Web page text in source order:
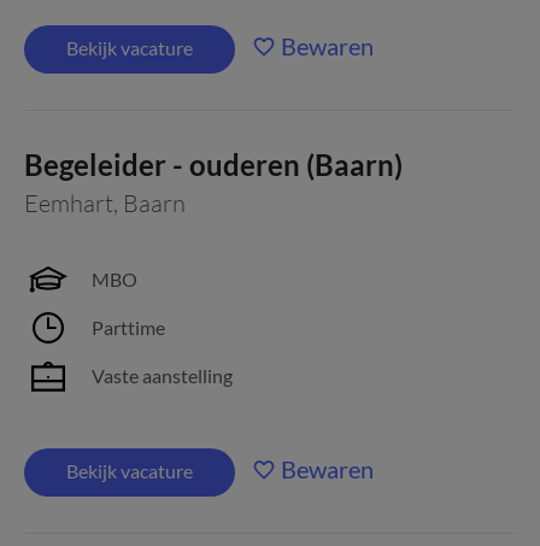
Bekijk vacature Bewaren
Begeleider - ouderen (Baarn)
Eemhart, Baarn
MBO
Parttime
Vaste aanstelling
Bekijk vacature Bewaren